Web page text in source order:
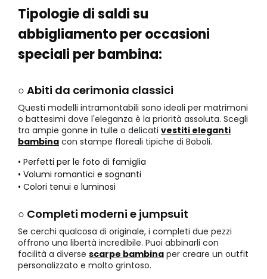
Tipologie di saldi su
abbigliamento per occasioni
speciali per bambina:
○ Abiti da cerimonia classici
Questi modelli intramontabili sono ideali per matrimoni
o battesimi dove l'eleganza è la priorità assoluta. Scegli
tra ampie gonne in tulle o delicati vestiti eleganti
bambina con stampe floreali tipiche di Boboli.
• Perfetti per le foto di famiglia
• Volumi romantici e sognanti
• Colori tenui e luminosi
○ Completi moderni e jumpsuit
Se cerchi qualcosa di originale, i completi due pezzi
offrono una libertà incredibile. Puoi abbinarli con
facilità a diverse scarpe bambina per creare un outfit
personalizzato e molto grintoso.